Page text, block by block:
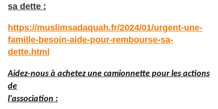
sa dette :
https://muslimsadaquah.fr/2024/01/urgent-une-
famille-besoin-aide-pour-rembourse-sa-
dette.html
Aidez-nous à achetez une camionnette pour les actions
de
l'association :